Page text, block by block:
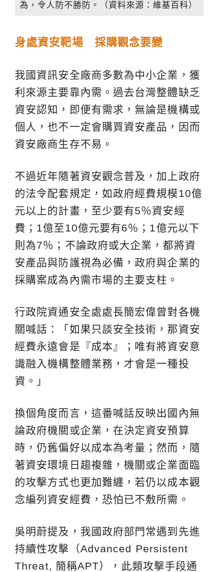
為，令人防不勝防。（資料來源：維基百科）
身處資安靶場 採購觀念要變
我國資訊安全廠商多數為中小企業，獲
利來源主要靠內需。過去台灣整體缺乏
資安認知，即便有需求，無論是機構或
個人，也不一定會購買資安產品，因而
資安廠商生存不易。
不過近年隨著資安觀念普及，加上政府
的法令配套規定，如政府經費規模10億
元以上的計畫，至少要有5％資安經
費；1億至10億元要有6％；1億元以下
則為7％；不論政府或大企業，都將資
安產品與防護視為必備，政府與企業的
採購案成為內需市場的主要支柱。
行政院資通安全處處長簡宏偉曾對各機
關喊話：「如果只談安全技術，那資安
經費永遠會是『成本』；唯有將資安意
識融入機構整體業務，才會是一種投
資。」
換個角度而言，這番喊話反映出國內無
論政府機關或企業，在決定資安預算
時，仍舊偏好以成本為考量；然而，隨
著資安環境日趨複雜，機關或企業面臨
的攻擊方式也更加難纏，若仍以成本觀
念編列資安經費，恐怕已不敷所需。
吳明蔚提及，我國政府部門常遇到先進
持續性攻擊（Advanced Persistent
Threat, 簡稱APT），此類攻擊手段通